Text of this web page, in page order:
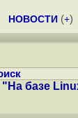
НОВОСТИ (+)
"На базе